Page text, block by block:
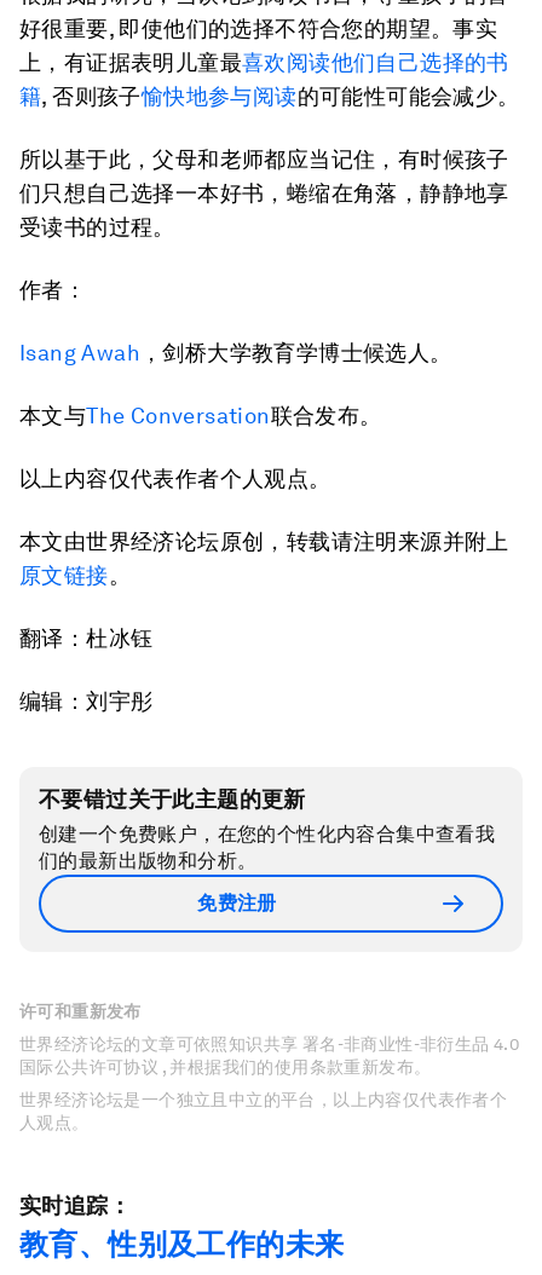
好很重要, 即使他们的选择不符合您的期望。事实
上，有证据表明儿童最喜欢阅读他们自己选择的书
籍, 否则孩子愉快地参与阅读的可能性可能会减少。
所以基于此，父母和老师都应当记住，有时候孩子
们只想自己选择一本好书，蜷缩在角落，静静地享
受读书的过程。
作者：
Isang Awah ，剑桥大学教育学博士候选人。
本文与The Conversation联合发布。
以上内容仅代表作者个人观点。
本文由世界经济论坛原创，转载请注明来源并附上
原文链接。
翻译：杜冰钰
编辑：刘宇彤
不要错过关于此主题的更新
创建一个免费账户，在您的个性化内容合集中查看我
们的最新出版物和分析。
免费注册
许可和重新发布
世界经济论坛的文章可依照知识共享 署名-非商业性-非衍生品 4.0
国际公共许可协议 , 并根据我们的使用条款重新发布。
世界经济论坛是一个独立且中立的平台，以上内容仅代表作者个
人观点。
实时追踪：
教育、性别及工作的未来